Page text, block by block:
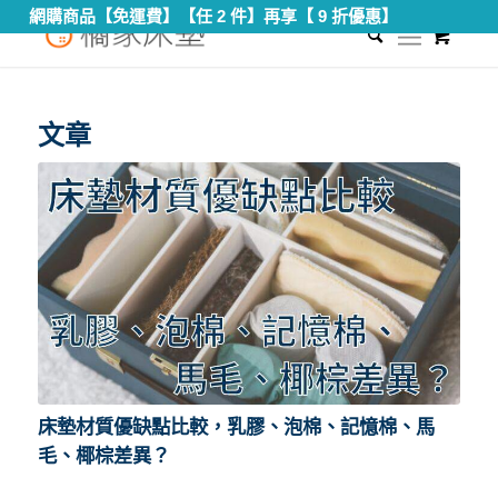
網購商品【免運費】【任 2 件】再享【 9 折優惠】
您現在的位置： 首頁 /泡棉材質
文章
床墊材質優缺點比較，乳膠、泡棉、記憶棉、馬
毛、椰棕差異？